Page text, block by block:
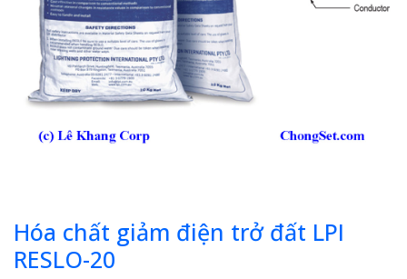
Hóa chất giảm điện trở đất LPI
RESLO-20